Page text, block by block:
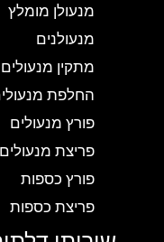
מנעולן מומלץ
מנעולנים
מתקין מנעולים
החלפת מנעולים
פורץ מנעולים
פריצת מנעולים
פורץ כספות
פריצת כספות